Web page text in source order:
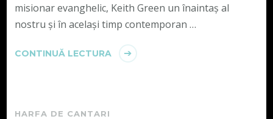
misionar evanghelic, Keith Green un înaintaș al
nostru și în același timp contemporan …
CONTINUĂ LECTURA
HARFA DE CANTARI